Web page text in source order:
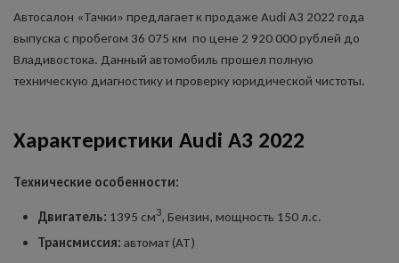
Автосалон «Тачки» предлагает к продаже Audi A3 2022 года
выпуска с пробегом 36 075 км по цене 2 920 000 рублей до
Владивостока. Данный автомобиль прошел полную
техническую диагностику и проверку юридической чистоты.
Характеристики Audi A3 2022
Технические особенности:
Двигатель: 1395 см3, Бензин, мощность 150 л.с.
Трансмиссия: автомат (AT)